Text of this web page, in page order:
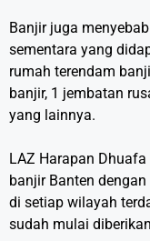
Banjir juga
sementara yang
rumah terendam
banjir, 1 jembatan
yang lainnya.
LAZ Harapan
banjir Banten
di setiap wilayah
sudah mulai